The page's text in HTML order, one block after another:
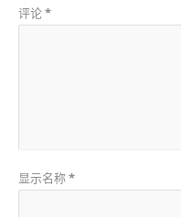
评论 *
显示名称 *